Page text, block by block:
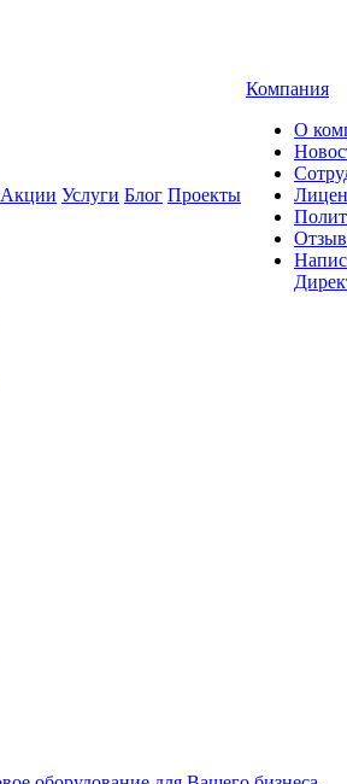
Акции Услуги Блог Проекты
Компания
О